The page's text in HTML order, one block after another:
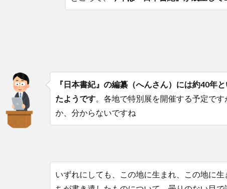
『日本書紀』の編纂（へんさん）には約40年
たようです 。各地で特別展を開催する予定で
か、分からないですね
いずれにしても、この地に生まれ、この地に